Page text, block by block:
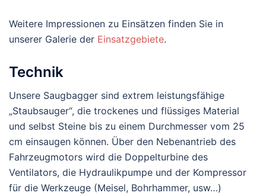
Weitere Impressionen zu Einsätzen finden Sie in
unserer Galerie der Einsatzgebiete.
Technik
Unsere Saugbagger sind extrem leistungsfähige
„Staubsauger“, die trockenes und flüssiges Material
und selbst Steine bis zu einem Durchmesser vom 25
cm einsaugen können. Über den Nebenantrieb des
Fahrzeugmotors wird die Doppelturbine des
Ventilators, die Hydraulikpumpe und der Kompressor
für die Werkzeuge (Meisel, Bohrhammer, usw…)